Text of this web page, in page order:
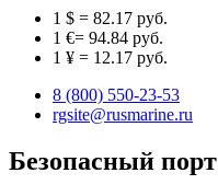
1 $ = 82.17 руб.
1 €= 94.84 руб.
1 ¥ = 12.17 руб.
8 (800) 550-23-53
rgsite@rusmarine.ru
Безопасный порт